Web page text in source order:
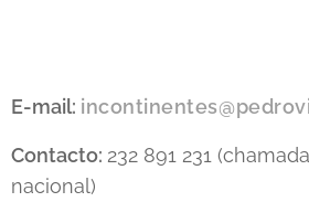
E-mail:
Contacto: 232 891 231
nacional)